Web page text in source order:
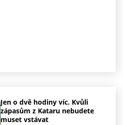
Jen o dvě hodiny víc. Kvůli
zápasům z Kataru nebudete
muset vstávat